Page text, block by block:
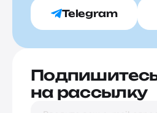
Telegram
на рассылку